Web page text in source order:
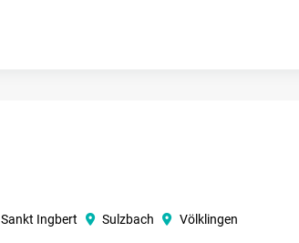
Sankt Ingbert Sulzbach Völklingen